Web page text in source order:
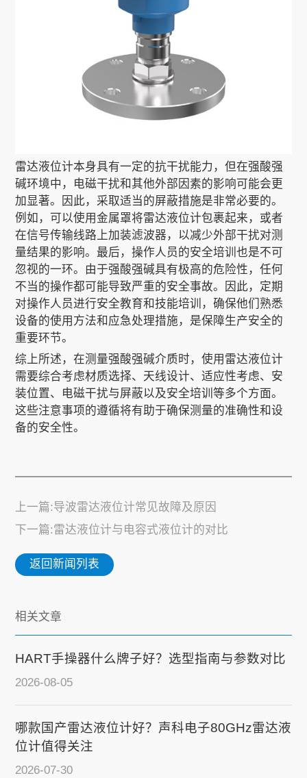
雷达液位计本身具有一定的抗干扰能力，但在强酸强
碱环境中，电磁干扰和其他外部因素的影响可能会更
加显著。因此，采取适当的屏蔽措施是非常必要的。
例如，可以使用金属罩将雷达液位计包裹起来，或者
在信号传输线路上加装滤波器，以减少外部干扰对测
量结果的影响。最后，操作人员的安全培训也是不可
忽视的一环。由于强酸强碱具有极高的危险性，任何
不当的操作都可能导致严重的安全事故。因此，定期
对操作人员进行安全教育和技能培训，确保他们熟悉
设备的使用方法和应急处理措施，是保障生产安全的
重要环节。
综上所述，在测量强酸强碱介质时，使用雷达液位计
需要综合考虑材质选择、天线设计、适应性考虑、安
装位置、电磁干扰与屏蔽以及安全培训等多个方面。
这些注意事项的遵循将有助于确保测量的准确性和设
备的安全性。
上一篇:导波雷达液位计常见故障及原因
下一篇:雷达液位计与电容式液位计的对比
返回新闻列表
相关文章
HART手操器什么牌子好？选型指南与参数对比
2026-08-05
哪款国产雷达液位计好？声科电子80GHz雷达液
位计值得关注
2026-07-30